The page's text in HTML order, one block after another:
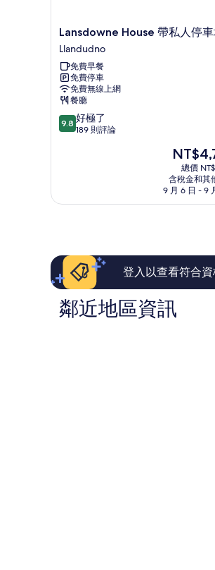
Lansdowne
House
帶
私
人
停
車
場
Llandudno
Lansdowne House 帶私人停
Llandudno
免費早餐
免費停車
免費無線上網
餐廳
9.8
分，
極
評
9.8 好極了
189 則評論
現
價
格
為
總價
含稅金和其
9 月 6 日 - 9
登入以查看符合
鄰近地區資訊